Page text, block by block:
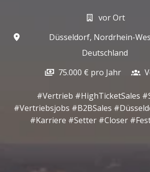
vor Ort
Düsseldorf, Nordrhein-
Deutschland
75.000 € pro Jahr
#Vertrieb #HighTicketSales
#Vertriebsjobs #B2BSales
#Karriere #Setter #Closer